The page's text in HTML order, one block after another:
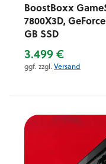
BoostBoxx
7800X3D,
GB SSD
3.499 €
ggf. zzgl. Versand